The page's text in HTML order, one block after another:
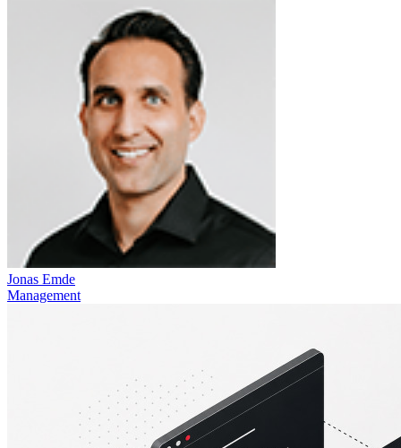
Jonas Emde
Management